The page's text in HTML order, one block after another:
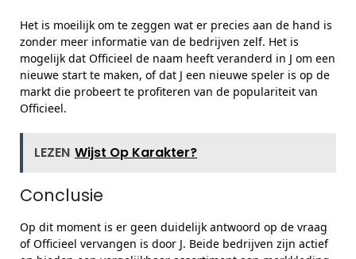
Het is moeilijk om te zeggen wat er precies aan de hand is
zonder meer informatie van de bedrijven zelf. Het is
mogelijk dat Officieel de naam heeft veranderd in J om een
nieuwe start te maken, of dat J een nieuwe speler is op de
markt die probeert te profiteren van de populariteit van
Officieel.
LEZEN Wijst Op Karakter?
Conclusie
Op dit moment is er geen duidelijk antwoord op de vraag
of Officieel vervangen is door J. Beide bedrijven zijn actief